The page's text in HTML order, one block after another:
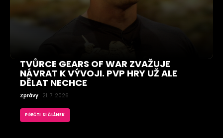
TVŮRCE GEARS OF WAR ZVAŽUJE
NÁVRAT K VÝVOJI. PVP HRY UŽ ALE
DĚLAT NECHCE
Zprávy 21. 7. 2026
PŘEČTI SI ČLÁNEK